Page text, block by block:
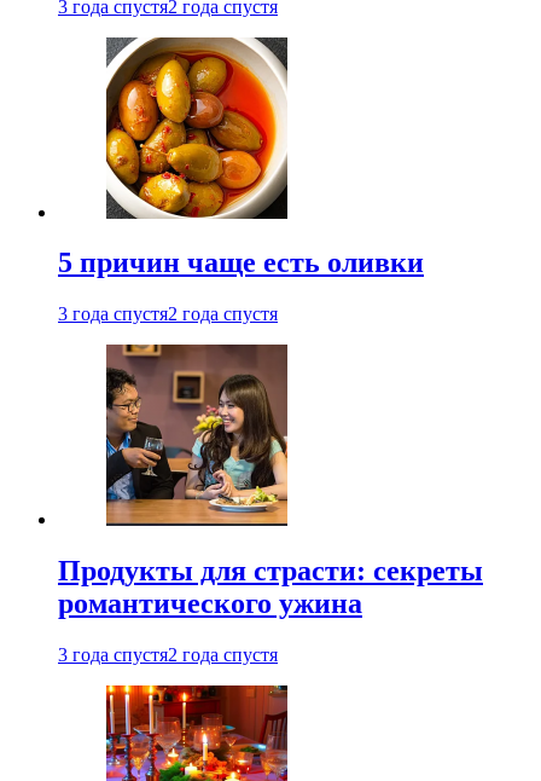
3 года спустя2 года спустя
5 причин чаще есть оливки
3 года спустя2 года спустя
Продукты для страсти: секреты
романтического ужина
3 года спустя2 года спустя